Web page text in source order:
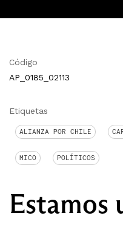
Código
AP_0185_02113
Etiquetas
ALIANZA POR CHILE
MICO POLÍTICOS
Estamos